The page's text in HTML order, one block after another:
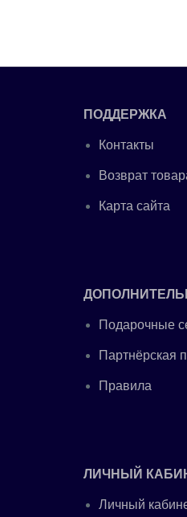
ПОДДЕРЖКА
Контакты
Возврат
Карта сайта
Подарочные
Партнёрская
Правила
ЛИЧНЫЙ
Личный